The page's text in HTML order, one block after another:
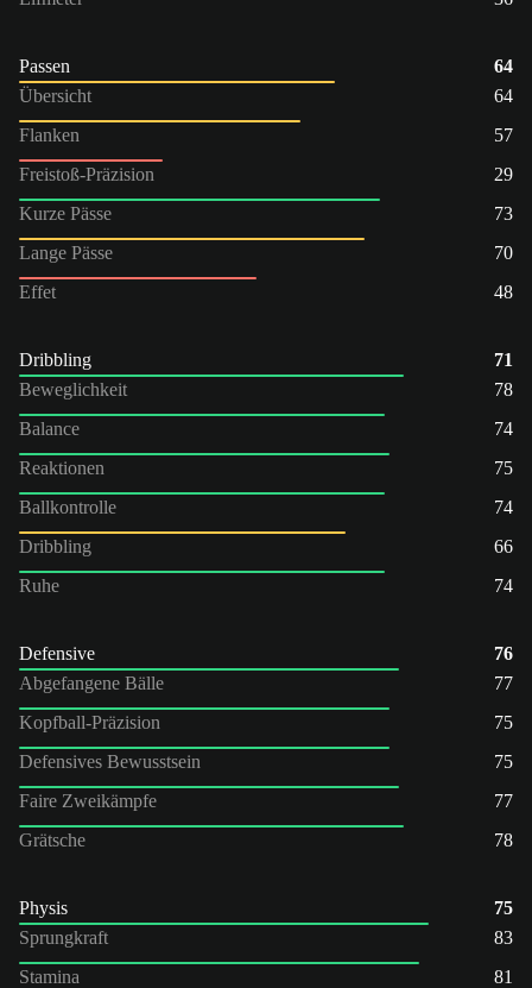
Passen
64
Übersicht
64
Flanken
57
Freistoß-Präzision
29
Kurze Pässe
73
Lange Pässe
70
Effet
48
Dribbling
71
Beweglichkeit
78
Balance
74
Reaktionen
75
Ballkontrolle
74
Dribbling
66
Ruhe
74
Defensive
76
Abgefangene Bälle
77
Kopfball-Präzision
75
Defensives Bewusstsein
75
Faire Zweikämpfe
77
Grätsche
78
Physis
75
Sprungkraft
83
Stamina
81